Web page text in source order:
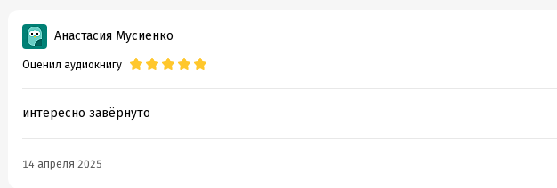
Анастасия Мусиенко
Оценил аудиокнигу
интересно завёрнуто
14 апреля 2025